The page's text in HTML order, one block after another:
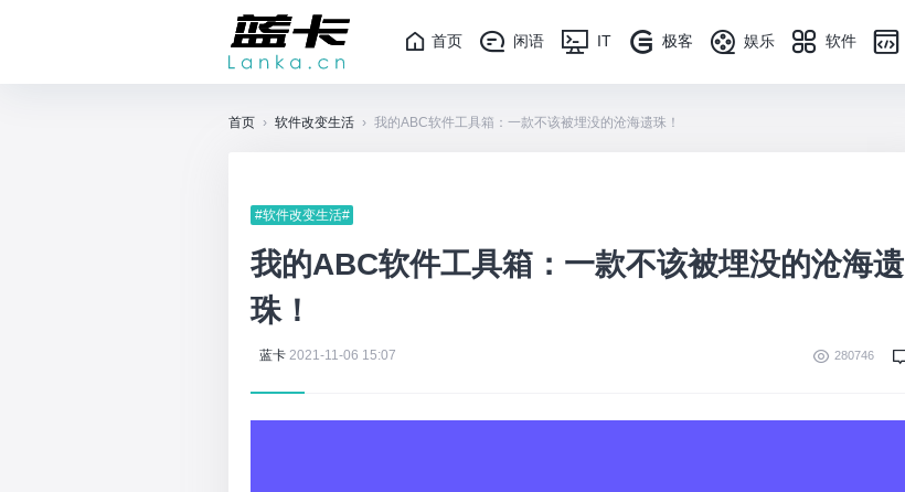
首页 闲语 IT 极客 娱乐 软件
首页 › 软件改变生活 › 我的ABC软件工具箱：一款不该被埋没的沧海遗珠！
#软件改变生活#
我的ABC软件工具箱：一款不该被埋没的沧海遗
珠！
蓝卡 2021-11-06 15:07 280746